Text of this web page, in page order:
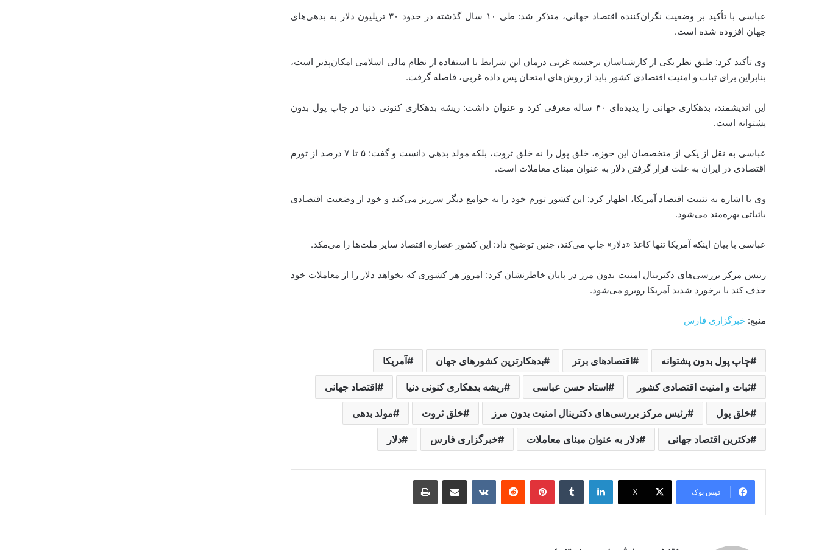
عباسی با تأکید بر وضعیت نگران‌کننده اقتصاد جهانی، متذکر شد: طی ۱۰ سال گذشته در حدود ۳۰ تریلیون دلار به بدهی‌های
جهان افزوده شده است.
وی تأکید کرد: طبق نظر یکی از کارشناسان برجسته غربی درمان این شرایط با استفاده از نظام مالی اسلامی امکان‌پذیر است،
بنابراین برای ثبات و امنیت اقتصادی کشور باید از روش‌های امتحان پس داده غربی، فاصله گرفت.
این اندیشمند، بدهکاری جهانی را پدیده‌ای ۴۰ ساله معرفی کرد و عنوان داشت: ریشه بدهکاری کنونی دنیا در چاپ پول بدون
پشتوانه است.
عباسی به نقل از یکی از متخصصان این حوزه، خلق پول را نه خلق ثروت، بلکه مولد بدهی دانست و گفت: ۵ تا ۷ درصد از تورم
اقتصادی در ایران به علت قرار گرفتن دلار به عنوان مبنای معاملات است.
وی با اشاره به تثبیت اقتصاد آمریکا، اظهار کرد: این کشور تورم خود را به جوامع دیگر سرریز می‌کند و خود از وضعیت اقتصادی
باثباتی بهره‌مند می‌شود.
عباسی با بیان اینکه آمریکا تنها کاغذ «دلار» چاپ می‌کند، چنین توضیح داد: این کشور عصاره اقتصاد سایر ملت‌ها را می‌مکد.
رئیس مرکز بررسی‌های دکترینال امنیت بدون مرز در پایان خاطرنشان کرد: امروز هر کشوری که بخواهد دلار را از معاملات خود
حذف کند با برخورد شدید آمریکا روبرو می‌شود.
منبع: خبرگزاری فارس
چاپ پول بدون پشتوانه اقتصادهای برتر بدهکارترین کشورهای جهان آمریکا
ثبات و امنیت اقتصادی کشور استاد حسن عباسی ریشه بدهکاری کنونی دنیا اقتصاد جهانی
خلق پول رئیس مرکز بررسی‌های دکترینال امنیت بدون مرز خلق ثروت مولد بدهی
دکترین اقتصاد جهانی دلار به عنوان مبنای معاملات خبرگزاری فارس دلار
فیس بوک X
لینکدین ‫تامبلر ‫پین‌ترست‫رددیت ‫VKontakteاشتراک گذاری از طریق ایمیل چاپ